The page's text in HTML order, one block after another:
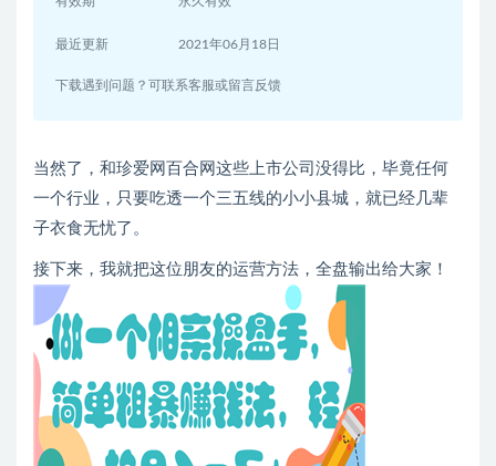
最近更新 2021年06月18日
下载遇到问题？可联系客服或留言反馈
当然了，和珍爱网百合网这些上市公司没得比，毕竟任何
一个行业，只要吃透一个三五线的小小县城，就已经几辈
子衣食无忧了。
接下来，我就把这位朋友的运营方法，全盘输出给大家！